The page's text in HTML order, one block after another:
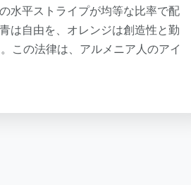
水平ストライプが均等な比率で配
は自由を、オレンジは創造性と勤
この法律は、アルメニア人のアイ